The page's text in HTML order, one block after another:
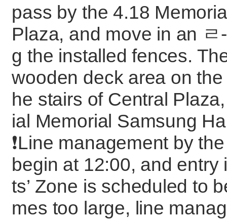
pass by the 4.18
Plaza, and move in an
g the installed fences.
wooden deck area on
he stairs of Central
ial Memorial Samsung
❗️Line management by
begin at 12:00, and
ts’ Zone is scheduled to
mes too large, line